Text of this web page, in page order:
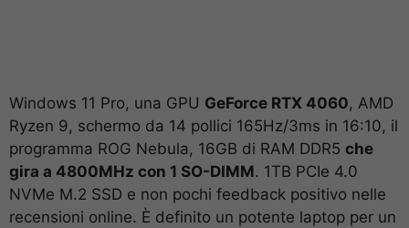
Windows 11 Pro, una GPU GeForce RTX 4060, AMD
Ryzen 9, schermo da 14 pollici 165Hz/3ms in 16:10, il
programma ROG Nebula, 16GB di RAM DDR5 che
gira a 4800MHz con 1 SO-DIMM. 1TB PCIe 4.0
NVMe M.2 SSD e non pochi feedback positivo nelle
recensioni online. È definito un potente laptop per un